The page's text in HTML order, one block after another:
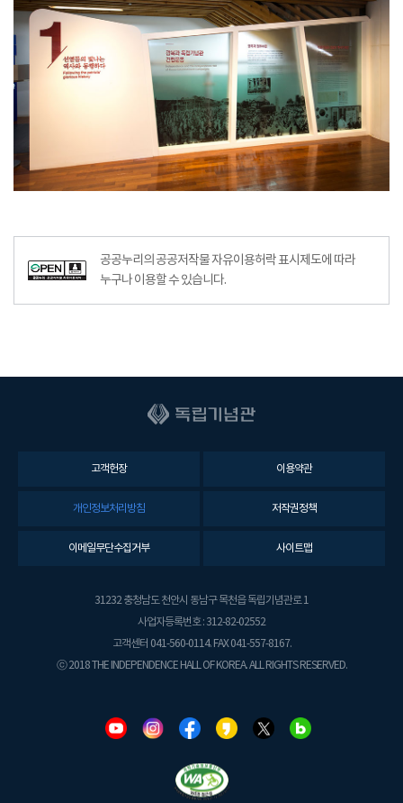
공공누리의 공공저작물 자유이용허락 표시제도에 따라
누구나 이용할 수 있습니다.
고객헌장 이용약관
개인정보처리방침 저작권정책
이메일무단수집거부 사이트맵
31232 충청남도 천안시 동남구 목천읍 독립기념관로 1
사업자등록번호 : 312-82-02552
고객센터 041-560-0114. FAX 041-557-8167.
ⓒ 2018 THE INDEPENDENCE HALL OF KOREA. ALL RIGHTS RESERVED.